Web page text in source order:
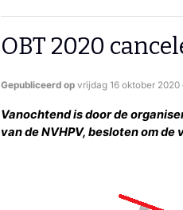
OBT 2020
Gepubliceerd op vrijdag 16 oktober 2020
Vanochtend is door de
van de NVHPV, besloten om